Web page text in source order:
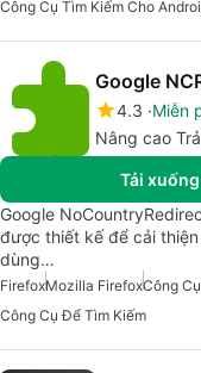
Công Cụ Tìm Kiếm Cho
Google
4.3 Miễn
Nâng cao
Tải
Google
được thiết kế để cải
dùng…
FirefoxMozilla FirefoxCông
Công Cụ Để Tìm Kiếm